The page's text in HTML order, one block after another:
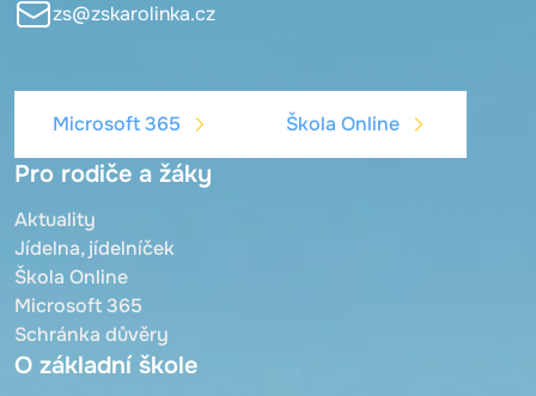
zs@zskarolinka.cz
Microsoft 365 Škola Online
Pro rodiče a žáky
Aktuality
Jídelna, jídelníček
Škola Online
Microsoft 365
Schránka důvěry
O základní škole